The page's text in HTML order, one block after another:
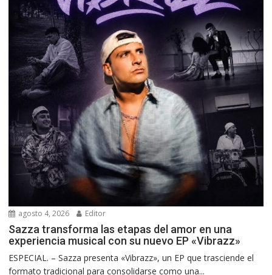
agosto 4, 2026 Editor
Sazza transforma las etapas del amor en una
experiencia musical con su nuevo EP «Vibrazz»
ESPECIAL. – Sazza presenta «Vibrazz», un EP que trasciende el
formato tradicional para consolidarse como una...